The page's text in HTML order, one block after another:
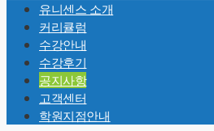
Menu유니센스 소개
커리큘럼
수강안내
수강후기
공지사항
고객센터
학원지점안내